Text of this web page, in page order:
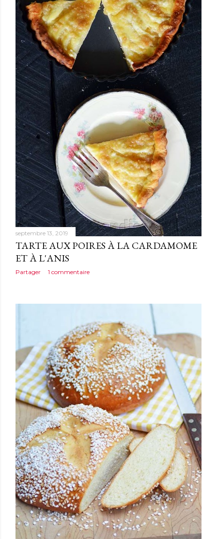
septembre 13, 2019
TARTE AUX POIRES À LA CARDAMOME
ET À L'ANIS
Partager 1 commentaire